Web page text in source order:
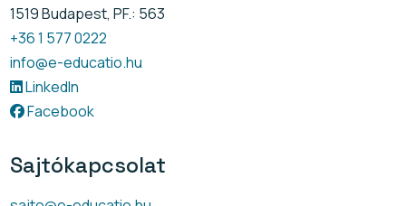
1519 Budapest, PF.: 563
+36 1 577 0222
info@e-educatio.hu
LinkedIn
Facebook
Sajtókapcsolat